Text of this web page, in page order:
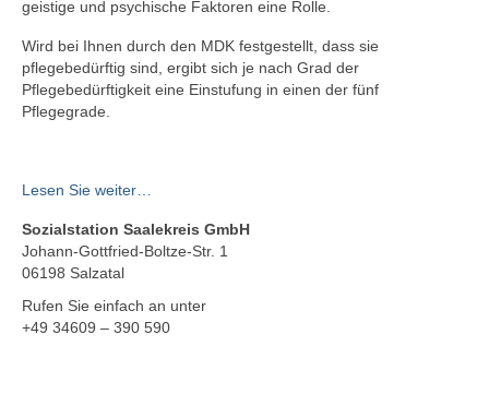
geistige und psychische Faktoren eine Rolle.
Wird bei Ihnen durch den MDK festgestellt, dass sie
pflegebedürftig sind, ergibt sich je nach Grad der
Pflegebedürftigkeit eine Einstufung in einen der fünf
Pflegegrade.
Lesen Sie weiter…
Sozialstation Saalekreis GmbH
Johann-Gottfried-Boltze-Str. 1
06198 Salzatal
Rufen Sie einfach an unter
+49 34609 – 390 590